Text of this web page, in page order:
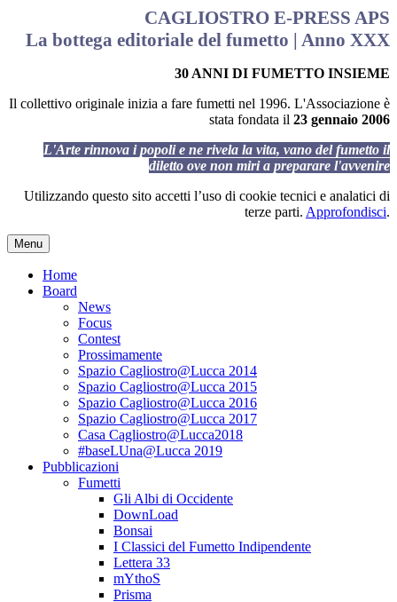
CAGLIOSTRO E-PRESS APS
La bottega editoriale del fumetto | Anno XXX
30 ANNI DI FUMETTO INSIEME
Il collettivo originale inizia a fare fumetti nel 1996. L'Associazione è
stata fondata il 23 gennaio 2006
L'Arte rinnova i popoli e ne rivela la vita, vano del fumetto il
diletto ove non miri a preparare l'avvenire
Utilizzando questo sito accetti l’uso di cookie tecnici e analatici di
terze parti. Approfondisci.
Menu
Home
Board
News
Focus
Contest
Prossimamente
Spazio Cagliostro@Lucca 2014
Spazio Cagliostro@Lucca 2015
Spazio Cagliostro@Lucca 2016
Spazio Cagliostro@Lucca 2017
Casa Cagliostro@Lucca2018
#baseLUna@Lucca 2019
Pubblicazioni
Fumetti
Gli Albi di Occidente
DownLoad
Bonsai
I Classici del Fumetto Indipendente
Lettera 33
mYthoS
Prisma